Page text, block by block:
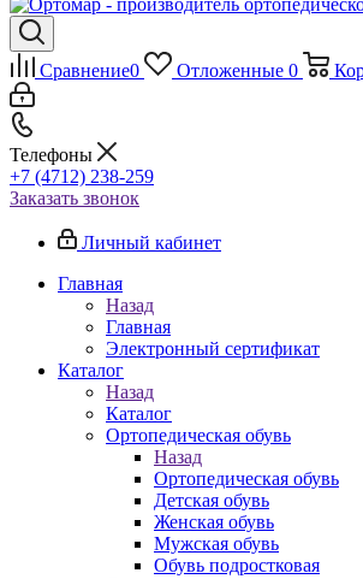
Сравнение0 Отложенные 0
Телефоны
+7 (4712) 238-259
Заказать звонок
Личный кабинет
Главная
Назад
Главная
Электронный сертификат
Каталог
Назад
Каталог
Ортопедическая обувь
Назад
Ортопедическая обувь
Детская обувь
Женская обувь
Мужская обувь
Обувь подростковая